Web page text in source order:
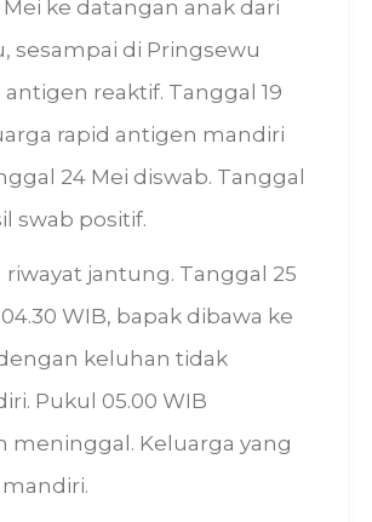
ke datangan anak dari
sesampai di Pringsewu
antigen reaktif. Tanggal 19
rapid antigen mandiri
24 Mei diswab. Tanggal
swab positif.
riwayat jantung. Tanggal 25
WIB, bapak dibawa ke
dengan keluhan tidak
Pukul 05.00 WIB
meninggal. Keluarga yang